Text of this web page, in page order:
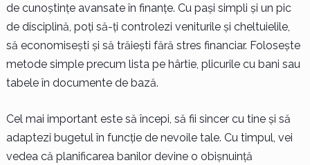
de cunoștințe avansate în finanțe. Cu pași simpli și un pic
de disciplină, poți să-ți controlezi veniturile și cheltuielile,
să economisești și să trăiești fără stres financiar. Folosește
metode simple precum lista pe hârtie, plicurile cu bani sau
tabele în documente de bază.
Cel mai important este să începi, să fii sincer cu tine și să
adaptezi bugetul în funcție de nevoile tale. Cu timpul, vei
vedea că planificarea banilor devine o obișnuință